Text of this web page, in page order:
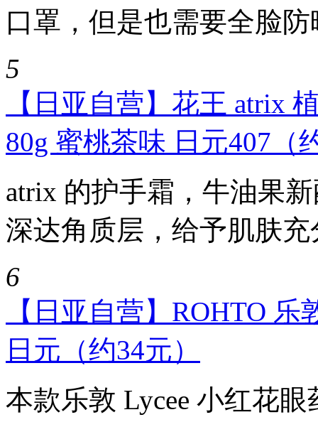
口罩，但是也需要全脸
5
【日亚自营】花王 atrix
80g 蜜桃茶味 日元407（
atrix 的护手霜，牛油果
深达角质层，给予肌肤
6
【日亚自营】ROHTO
日元（约34元）
本款乐敦 Lycee 小红花